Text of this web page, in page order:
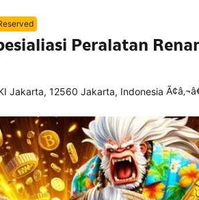
Peralatan
Jakarta, 12560 Jakarta, Indonesia